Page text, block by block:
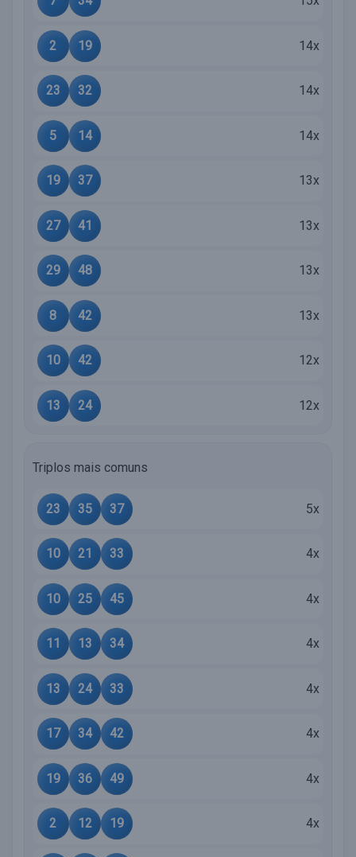
2 19 14x
23 32 14x
5 14 14x
19 37 13x
27 41 13x
29 48 13x
8 42 13x
10 42 12x
13 24 12x
Triplos mais comuns
23 35 37 5x
10 21 33 4x
10 25 45 4x
11 13 34 4x
13 24 33 4x
17 34 42 4x
19 36 49 4x
2 12 19 4x